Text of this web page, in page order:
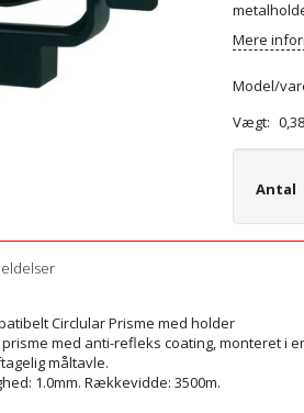
Mere
Model/
Vægt:
Antal
CirclularPrisme med holder
prisme med anti-refleks coating,monteret i
måltavle.
1.0mm. Rækkevidde: 3500m.